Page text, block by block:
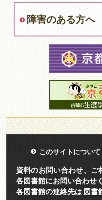
障害のある方へ
このサイトについて
資料のお問い合わせ、ご
各図書館にお問い合わせ
各図書館の連絡先は 図書